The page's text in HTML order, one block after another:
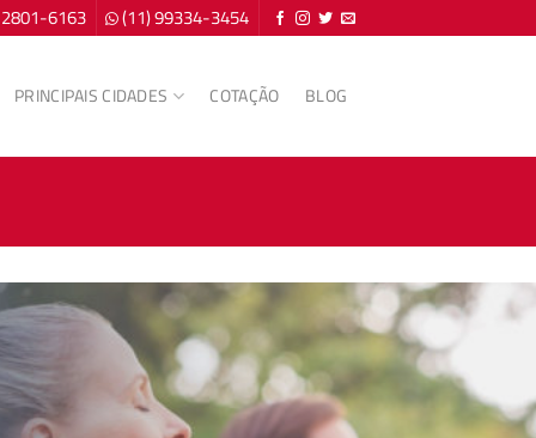
6163 (11) 99334-3454
PRINCIPAIS CIDADES COTAÇÃO BLOG